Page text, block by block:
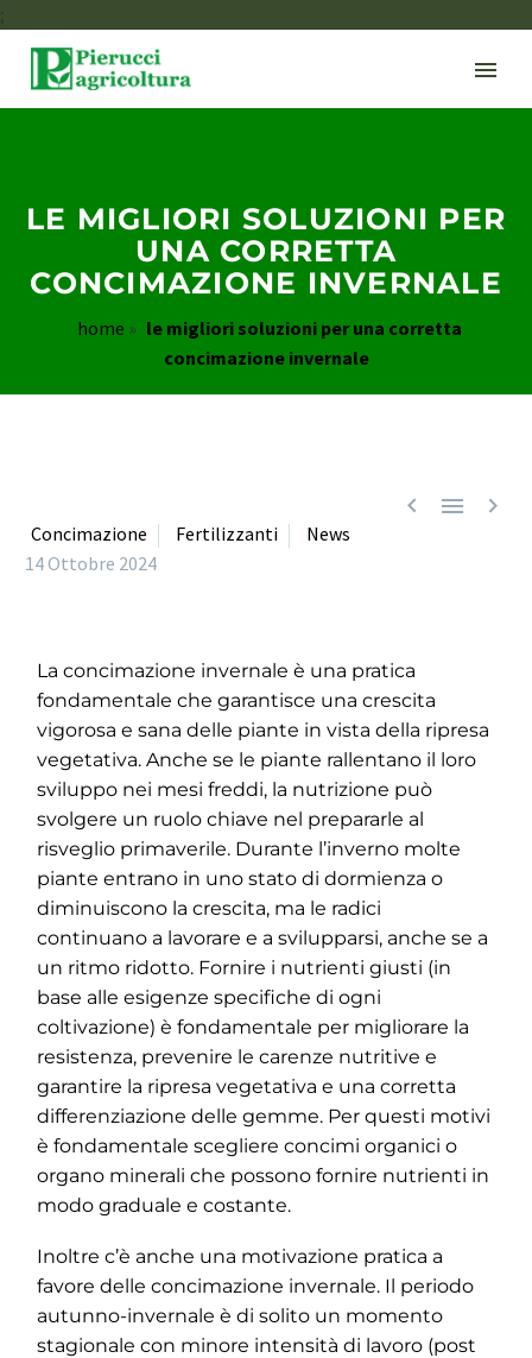
;
LE MIGLIORI SOLUZIONI PER
UNA CORRETTA
CONCIMAZIONE INVERNALE
home » le migliori soluzioni per una corretta
concimazione invernale
  
Concimazione Fertilizzanti
News
14 Ottobre 2024
La concimazione invernale è una pratica
fondamentale che garantisce una crescita
vigorosa e sana delle piante in vista della ripresa
vegetativa. Anche se le piante rallentano il loro
sviluppo nei mesi freddi, la nutrizione può
svolgere un ruolo chiave nel prepararle al
risveglio primaverile. Durante l’inverno molte
piante entrano in uno stato di dormienza o
diminuiscono la crescita, ma le radici
continuano a lavorare e a svilupparsi, anche se a
un ritmo ridotto. Fornire i nutrienti giusti (in
base alle esigenze specifiche di ogni
coltivazione) è fondamentale per migliorare la
resistenza, prevenire le carenze nutritive e
garantire la ripresa vegetativa e una corretta
differenziazione delle gemme. Per questi motivi
è fondamentale scegliere concimi organici o
organo minerali che possono fornire nutrienti in
modo graduale e costante.
Inoltre c’è anche una motivazione pratica a
favore delle concimazione invernale. Il periodo
autunno-invernale è di solito un momento
stagionale con minore intensità di lavoro (post